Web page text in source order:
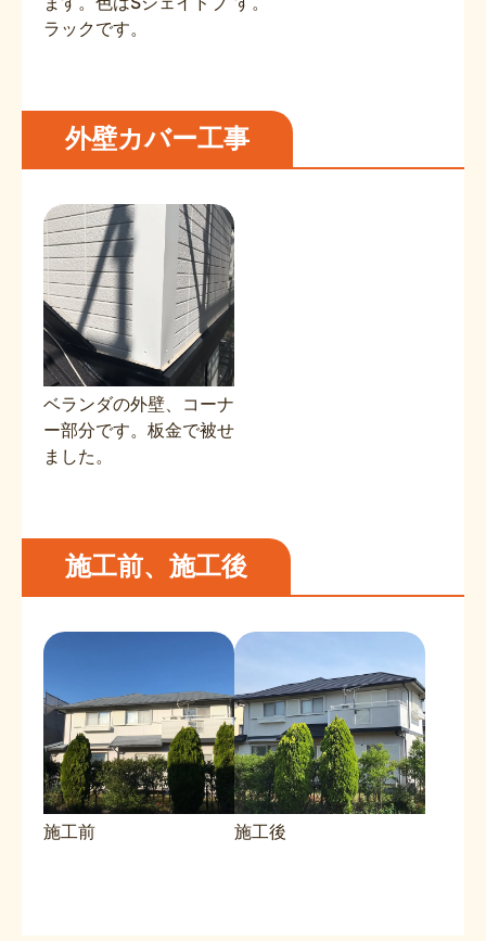
ラックです。
外壁カバー工事
ベランダの外壁、コーナ
ー部分です。板金で被せ
ました。
施工前、施工後
施工前 施工後